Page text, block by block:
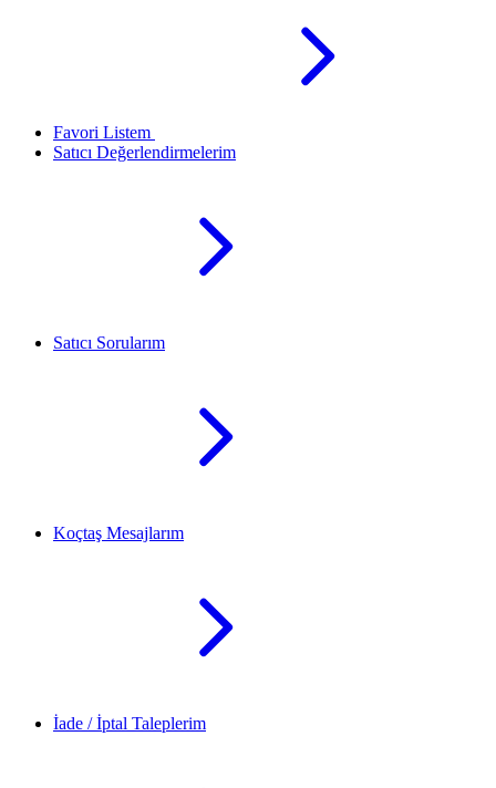
Favori Listem
Satıcı Değerlendirmelerim
Satıcı Sorularım
Koçtaş Mesajlarım
İade / İptal Taleplerim